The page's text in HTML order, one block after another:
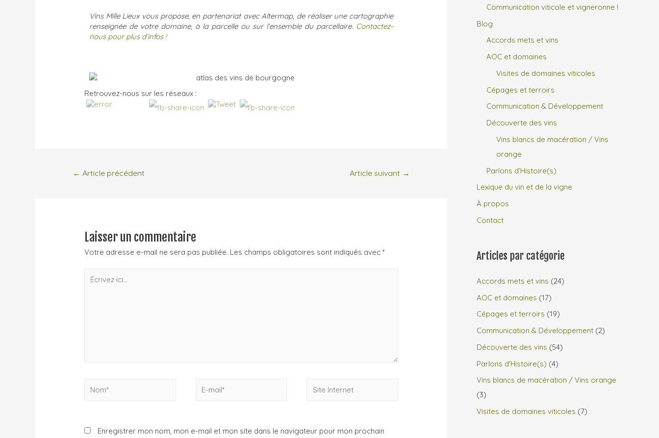
Vins Mille Lieux vous propose, en partenariat avec Altermap, de réaliser une cartographie
renseignée de votre domaine, à la parcelle ou sur l’ensemble du parcellaire. Contactez-
nous pour plus d’infos !
Retrouvez-nous sur les réseaux :
← Article précédent Article suivant →
Laisser un commentaire
Votre adresse e-mail ne sera pas publiée. Les champs obligatoires sont indiqués avec*
Enregistrer mon nom, mon e-mail et mon site dans le navigateur pour mon prochain
Communication viticole et vigneronne !
Blog
Accords mets et vins
AOC et domaines
Visites de domaines viticoles
Cépages et terroirs
Communication & Développement
Découverte des vins
Vins blancs de macération / Vins
orange
Parlons d’Histoire(s)
Lexique du vin et de la vigne
À propos
Contact
Articles par catégorie
Accords mets et vins (24)
AOC et domaines (17)
Cépages et terroirs (19)
Communication & Développement (2)
Découverte des vins (54)
Parlons d'Histoire(s) (4)
Vins blancs de macération / Vins orange
(3)
Visites de domaines viticoles (7)